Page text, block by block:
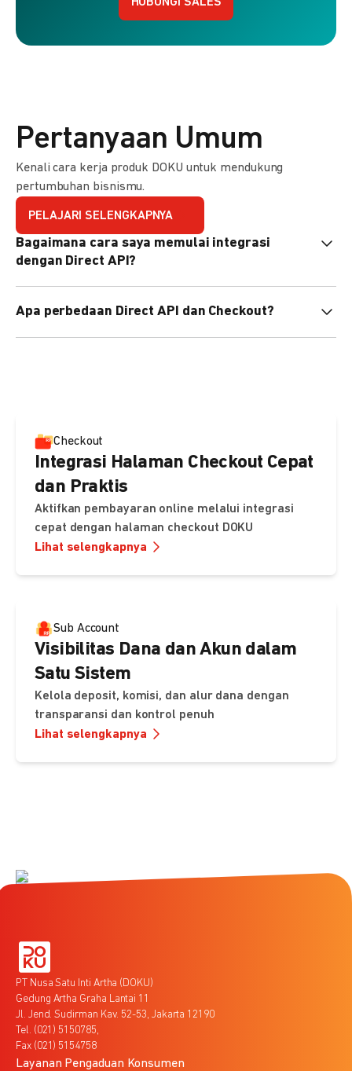
HUBUNGI SALES
Pertanyaan Umum
Kenali cara kerja produk DOKU untuk mendukung
pertumbuhan bisnismu.
PELAJARI SELENGKAPNYA
Bagaimana cara saya memulai integrasi
dengan Direct API?
pemrograman untuk membantu integrasi Anda. Pelajari
Apa perbedaan Direct API dan Checkout?
Checkout
Integrasi Halaman Checkout Cepat
dan Praktis
Aktifkan pembayaran online melalui integrasi
cepat dengan halaman checkout DOKU
Lihat selengkapnya
Sub Account
Visibilitas Dana dan Akun dalam
Satu Sistem
Kelola deposit, komisi, dan alur dana dengan
transparansi dan kontrol penuh
Lihat selengkapnya
PT Nusa Satu Inti Artha (DOKU)
Gedung Artha Graha Lantai 11
Jl. Jend. Sudirman Kav. 52-53, Jakarta 12190
Tel. (021) 5150785,
Fax (021) 5154758
Layanan Pengaduan Konsumen